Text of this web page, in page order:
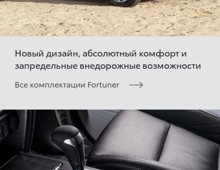
Новый дизайн, абсолютный комфорт и
запредельные внедорожные возможности
Все комплектации Fortuner